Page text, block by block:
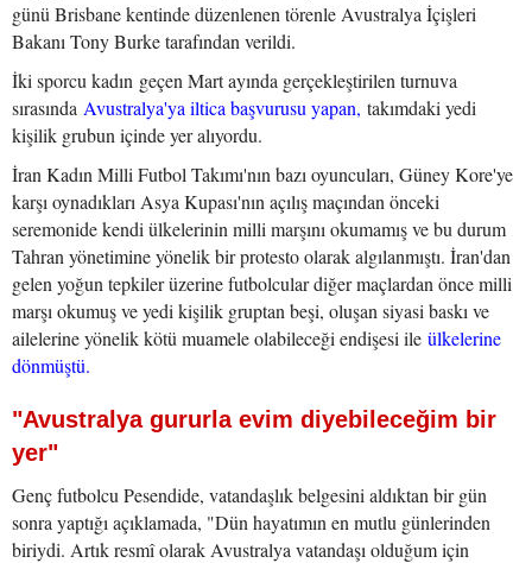
günü Brisbane kentinde düzenlenen törenle Avustralya İçişleri
Bakanı Tony Burke tarafından verildi.
İki sporcu kadın geçen Mart ayında gerçekleştirilen turnuva
sırasında Avustralya'ya iltica başvurusu yapan, takımdaki yedi
kişilik grubun içinde yer alıyordu.
İran Kadın Milli Futbol Takımı'nın bazı oyuncuları, Güney Kore'ye
karşı oynadıkları Asya Kupası'nın açılış maçından önceki
seremonide kendi ülkelerinin milli marşını okumamış ve bu durum
Tahran yönetimine yönelik bir protesto olarak algılanmıştı. İran'dan
gelen yoğun tepkiler üzerine futbolcular diğer maçlardan önce milli
marşı okumuş ve yedi kişilik gruptan beşi, oluşan siyasi baskı ve
ailelerine yönelik kötü muamele olabileceği endişesi ile ülkelerine
dönmüştü.
"Avustralya gururla evim diyebileceğim bir
yer"
Genç futbolcu Pesendide, vatandaşlık belgesini aldıktan bir gün
sonra yaptığı açıklamada, "Dün hayatımın en mutlu günlerinden
biriydi. Artık resmî olarak Avustralya vatandaşı olduğum için